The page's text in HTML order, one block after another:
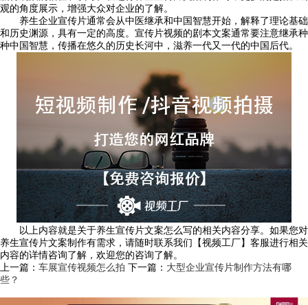
观的角度展示，增强大众对企业的了解。
养生企业宣传片通常会从中医继承和中国智慧开始，解释了理论基础
和历史渊源，具有一定的高度。宣传片视频的剧本文案通常要注意继承种
种中国智慧，传播在悠久的历史长河中，滋养一代又一代的中国后代。
以上内容就是关于养生宣传片文案怎么写的相关内容分享。如果您对
养生宣传片文案制作有需求，请随时联系我们【视频工厂】客服进行相关
内容的详情咨询了解，欢迎您的咨询了解。
上一篇： 车展宣传视频怎么拍 下一篇： 大型企业宣传片制作方法有哪
些？